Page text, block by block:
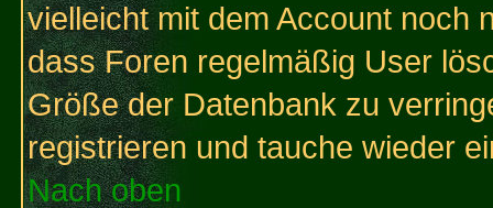
vielleicht mit dem Account noch
dass Foren regelmäßig User
Größe der Datenbank zu
registrieren und tauche wieder
Nach oben